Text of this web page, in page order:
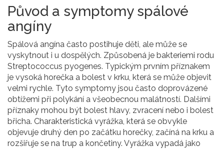
Původ a symptomy spálové
angíny
Spálová angína často postihuje děti, ale může se
vyskytnout i u dospělých. Způsobená je bakteriemi rodu
Streptococcus pyogenes. Typickým prvním příznakem
je vysoká horečka a bolest v krku, která se může objevit
velmi rychle. Tyto symptomy jsou často doprovázené
obtížemi při polykání a všeobecnou malátností. Dalšími
příznaky mohou být bolest hlavy, zvracení nebo i bolest
břicha. Charakteristická vyrážka, která se obvykle
objevuje druhý den po začátku horečky, začíná na krku a
rozšiřuje se na trup a končetiny. Vyrážka vypadá jako